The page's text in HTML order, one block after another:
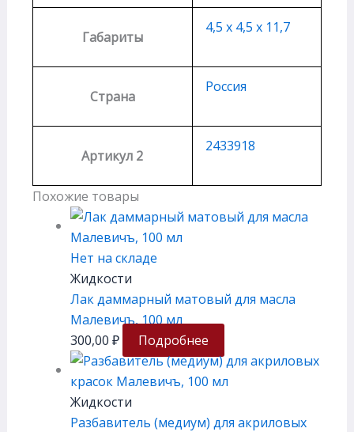
Габариты
4,5 х 4,5 х 11,7
Страна
Россия
Артикул 2
2433918
Похожие товары
Нет на складе
Жидкости
Лак даммарный матовый для масла
Малевичъ, 100 мл
300,00 ₽ Подробнее
Жидкости
Разбавитель (медиум) для акриловых